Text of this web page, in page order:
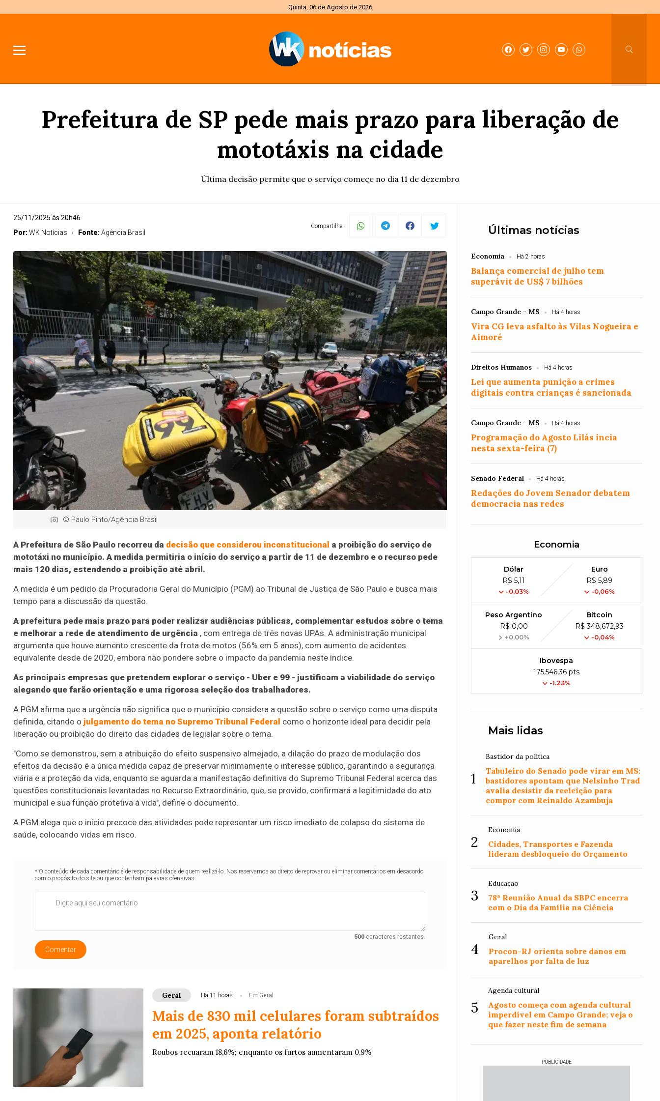
Quinta, 06 de Agosto de 2026
Prefeitura de SP pede mais prazo para liberação de
mototáxis na cidade
Última decisão permite que o serviço começe no dia 11 de dezembro
25/11/2025 às 20h46
Por:WK Notícias Fonte:Agência Brasil
Compartilhe:
© Paulo Pinto/Agência Brasil
A Prefeitura de São Paulo recorreu da decisão que considerou inconstitucional a proibição do serviço de
mototáxi no município. A medida permitiria o início do serviço a partir de 11 de dezembro e o recurso pede
mais 120 dias, estendendo a proibição até abril.
A medida é um pedido da Procuradoria Geral do Município (PGM) ao Tribunal de Justiça de São Paulo e busca mais
tempo para a discussão da questão.
A prefeitura pede mais prazo para poder realizar audiências públicas, complementar estudos sobre o tema
e melhorar a rede de atendimento de urgência , com entrega de três novas UPAs. A administração municipal
argumenta que houve aumento crescente da frota de motos (56% em 5 anos), com aumento de acidentes
equivalente desde de 2020, embora não pondere sobre o impacto da pandemia neste índice.
As principais empresas que pretendem explorar o serviço - Uber e 99 - justificam a viabilidade do serviço
alegando que farão orientação e uma rigorosa seleção dos trabalhadores.
A PGM afirma que a urgência não significa que o município considera a questão sobre o serviço como uma disputa
definida, citando o julgamento do tema no Supremo Tribunal Federal como o horizonte ideal para decidir pela
liberação ou proibição do direito das cidades de legislar sobre o tema.
"Como se demonstrou, sem a atribuição do efeito suspensivo almejado, a dilação do prazo de modulação dos
efeitos da decisão é a única medida capaz de preservar minimamente o interesse público, garantindo a segurança
viária e a proteção da vida, enquanto se aguarda a manifestação definitiva do Supremo Tribunal Federal acerca das
questões constitucionais levantadas no Recurso Extraordinário, que, se provido, confirmará a legitimidade do ato
municipal e sua função protetiva à vida", define o documento.
A PGM alega que o início precoce das atividades pode representar um risco imediato de colapso do sistema de
saúde, colocando vidas em risco.
* O conteúdo de cada comentário é de responsabilidade de quem realizá-lo. Nos reservamos ao direito de reprovar ou eliminar comentários em desacordo
com o propósito do site ou que contenham palavras ofensivas.
500caracteres restantes.
Comentar
Geral Há 11 horas Em Geral
Mais de 830 mil celulares foram subtraídos
em 2025, aponta relatório
Roubos recuaram 18,6%; enquanto os furtos aumentaram 0,9%
Últimas notícias
Economia Há 2 horas
Balança comercial de julho tem
superávit de US$ 7 bilhões
Campo Grande - MS Há 4 horas
Vira CG leva asfalto às Vilas Nogueira e
Aimoré
Direitos Humanos Há 4 horas
Lei que aumenta punição a crimes
digitais contra crianças é sancionada
Campo Grande - MS Há 4 horas
Programação do Agosto Lilás incia
nesta sexta-feira (7)
Senado Federal Há 4 horas
Redações do Jovem Senador debatem
democracia nas redes
Economia
Dólar
R$ 5,11
-0,03%
Euro
R$ 5,89
-0,06%
Peso Argentino
R$ 0,00
+0,00%
Bitcoin
R$ 348,672,93
-0,04%
Ibovespa
175,546,36 pts
-1.23%
Mais lidas
1
Bastidor da política
Tabuleiro do Senado pode virar em MS:
bastidores apontam que Nelsinho Trad
avalia desistir da reeleição para
compor com Reinaldo Azambuja
2
Economia
Cidades, Transportes e Fazenda
lideram desbloqueio do Orçamento
3
Educação
78ª Reunião Anual da SBPC encerra
com o Dia da Família na Ciência
4
Geral
Procon-RJ orienta sobre danos em
aparelhos por falta de luz
5
Agenda cultural
Agosto começa com agenda cultural
imperdível em Campo Grande; veja o
que fazer neste fim de semana
PUBLICIDADE